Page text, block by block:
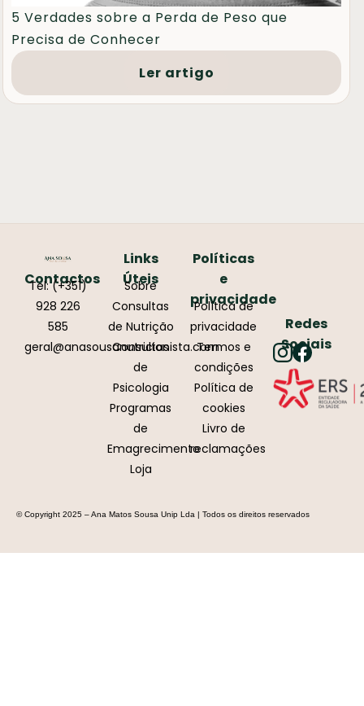
5 Verdades sobre a Perda de Peso que
Precisa de Conhecer
Ler artigo
Contactos
Tel: (+351)
928 226
585
geral@anasousanutricionista.com
Links
Úteis
Sobre
Consultas
de Nutrição
Consultas
de
Psicologia
Programas
de
Emagrecimento
Loja
Políticas
e
privacidade
Política de
privacidade
Termos e
condições
Política de
cookies
Livro de
reclamações
Redes
Sociais
© Copyright 2025 – Ana Matos Sousa Unip Lda | Todos os direitos reservados